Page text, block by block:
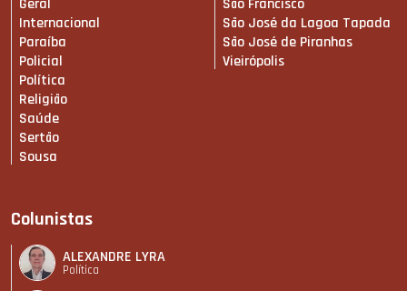
Geral
Internacional
Paraíba
Policial
Política
Religião
Saúde
Sertão
Sousa
São Francisco
São José da Lagoa Tapada
São José de Piranhas
Vieirópolis
Colunistas
ALEXANDRE LYRA
Política